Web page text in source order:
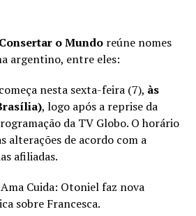
o Mundoreúne nomes
argentino, entre eles:
nesta sexta-feira (7), às
, logo após a reprise da
da TV Globo. O horário
alterações de acordo com a
afiliadas.
Cuida: Otoniel faz nova
sobre Francesca.